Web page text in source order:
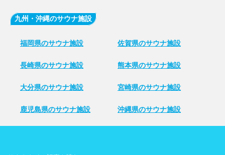
九州・沖縄のサウナ施設
福岡県のサウナ施設 佐賀県のサウナ施設
長崎県のサウナ施設 熊本県のサウナ施設
大分県のサウナ施設 宮崎県のサウナ施設
鹿児島県のサウナ施設 沖縄県のサウナ施設